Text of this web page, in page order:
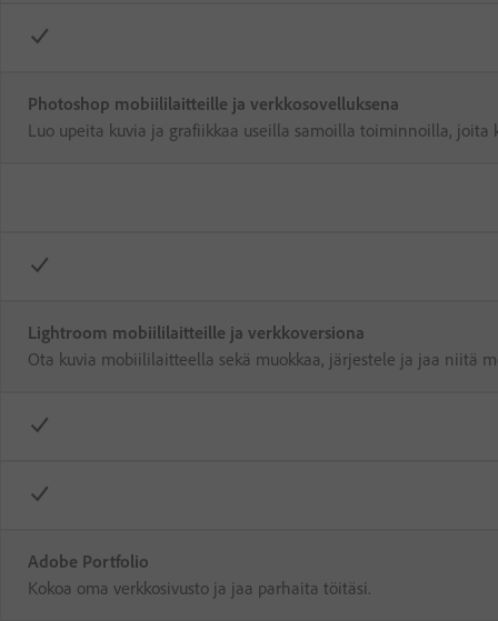
Photoshop mobiililaitteille ja verkkosovelluksena
Luo upeita kuvia ja grafiikkaa useilla samoilla toiminnoilla, joita
Lightroom mobiililaitteille ja verkkoversiona
Ota kuvia mobiililaitteella sekä muokkaa, järjestele ja jaa niitä
Adobe Portfolio
Kokoa oma verkkosivusto ja jaa parhaita töitäsi.